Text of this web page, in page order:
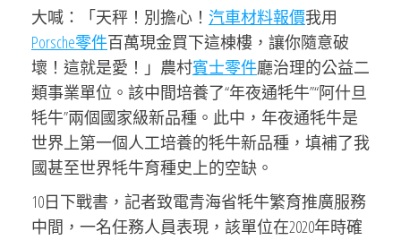
大喊：「天秤！別擔心！ 汽車材料報價我用
Porsche零件百萬現金買下這棟樓，讓你隨意破
壞！這就是愛！」農村賓士零件廳治理的公益二
類事業單位。該中間培養了“年夜通牦牛”“阿什旦
牦牛”兩個國家級新品種。此中，年夜通牦牛是
世界上第一個人工培養的牦牛新品種，填補了我
國甚至世界牦牛育種史上的空缺。
10日下戰書，記者致電青海省牦牛繁育推廣服務
中間，一名任務人員表現，該單位在2020年時確